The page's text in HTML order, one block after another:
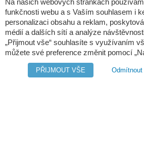
e-mail:
web:www.digres.cz
Na našich webových stránkách
funkčnosti webu a s Vaším souhlasem i
personalizaci obsahu a reklam,
médií a dalších sítí a analýze
„Přijmout vše“ souhlasíte s využívaním
můžete své preference změnit pomocí
PŘIJMOUT VŠE Odmítnout